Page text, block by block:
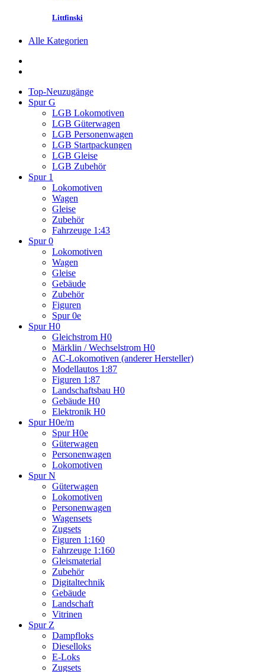
Littfinski
Alle Kategorien
Top-Neuzugänge
Spur G
LGB Lokomotiven
LGB Güterwagen
LGB Personenwagen
LGB Startpackungen
LGB Gleise
LGB Zubehör
Spur 1
Lokomotiven
Wagen
Gleise
Zubehör
Fahrzeuge 1:43
Spur 0
Lokomotiven
Wagen
Gleise
Gebäude
Zubehör
Figuren
Spur 0e
Spur H0
Gleichstrom H0
Märklin / Wechselstrom H0
AC-Lokomotiven (anderer Hersteller)
Modellautos 1:87
Figuren 1:87
Landschaftsbau H0
Gebäude H0
Elektronik H0
Spur H0e/m
Spur H0e
Güterwagen
Personenwagen
Lokomotiven
Spur N
Güterwagen
Lokomotiven
Personenwagen
Wagensets
Zugsets
Figuren 1:160
Fahrzeuge 1:160
Gleismaterial
Zubehör
Digitaltechnik
Gebäude
Landschaft
Vitrinen
Spur Z
Dampfloks
Dieselloks
E-Loks
Zugsets